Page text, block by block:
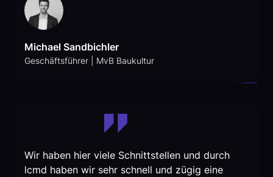
Michael Sandbichler
Geschäftsführer | MvB Baukultur
Wir haben hier viele Schnittstellen und durch
lcmd haben wir sehr schnell und zügig eine